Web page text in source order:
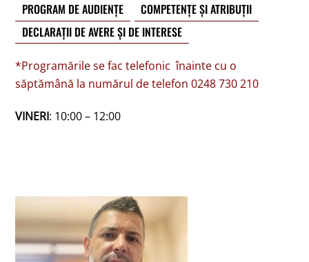
PROGRAM DE AUDIENȚE
COMPETENȚE ȘI ATRIBUȚII
DECLARAȚII DE AVERE ȘI DE INTERESE
*Programările se fac telefonic înainte cu o
săptămână la numărul de telefon 0248 730 210
VINERI: 10:00 – 12:00